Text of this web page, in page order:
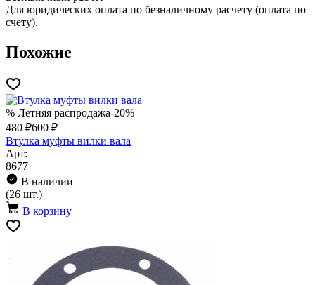
Для юридических оплата по безналичному расчету (оплата по
счету).
Похожие
% Летняя распродажа-20%
480 ₽600 ₽
Втулка муфты вилки вала
Арт:
8677
В наличии
(26 шт.)
В корзину